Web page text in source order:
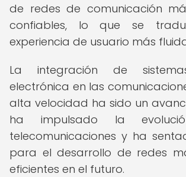
de redes de comunicación
confiables, lo que se
experiencia de usuario más
La integración de
electrónica en las
alta velocidad ha sido un
ha impulsado la
telecomunicaciones y ha
para el desarrollo de redes
eficientes en el futuro.